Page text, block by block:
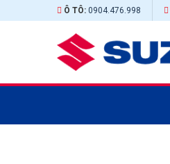
to
Ô TÔ: 0904.476.998